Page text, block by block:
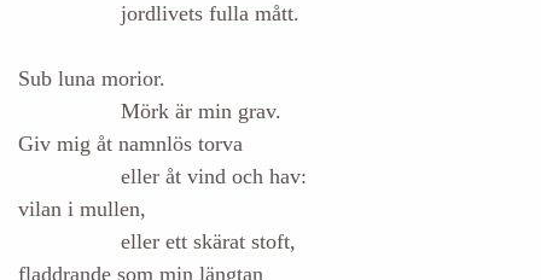
jordlivets fulla mått.
Sub luna morior.
Mörk är min grav.
Giv mig åt namnlös torva
eller åt vind och hav:
vilan i mullen,
eller ett skärat stoft,
fladdrande som min längtan